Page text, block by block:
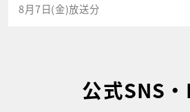
8月7日(金)放送分
公式SNS・